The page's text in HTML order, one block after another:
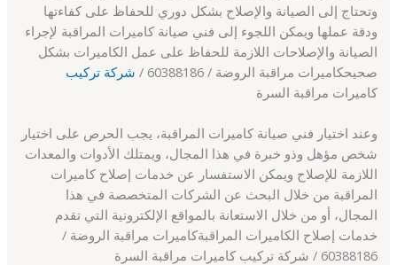
وتحتاج إلى الصيانة والإصلاح بشكل دوري للحفاظ على كفاءتها
ودقة عملها ويمكن اللجوء إلى فني صيانة كاميرات المراقبة لإجراء
الصيانة والإصلاحات اللازمة للحفاظ على عمل الكاميرات بشكل
صحيحكاميرات مراقبة الروضة / 60388186 /
شركة تركيب
كاميرات مراقبة السرة
وعند اختيار فني صيانة كاميرات المراقبة، يجب الحرص على اختيار
شخص مؤهل وذو خبرة في هذا المجال، ويمتلك الأدوات والمعدات
اللازمة للإصلاح ويمكن الاستفسار عن خدمات إصلاح كاميرات
المراقبة من خلال البحث عن الشركات المتخصصة في هذا
المجال، أو من خلال الاستعانة بالمواقع الإلكترونية التي تقدم
خدمات إصلاح الكاميرات المراقبةكاميرات مراقبة الروضة /
60388186 / شركة تركيب كاميرات مراقبة السرة